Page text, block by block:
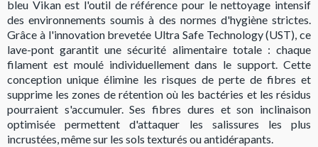
bleu Vikan est l'outil de référence pour le nettoyage intensif
des environnements soumis à des normes d'hygiène strictes.
Grâce à l'innovation brevetée Ultra Safe Technology (UST), ce
lave-pont garantit une sécurité alimentaire totale : chaque
filament est moulé individuellement dans le support. Cette
conception unique élimine les risques de perte de fibres et
supprime les zones de rétention où les bactéries et les résidus
pourraient s'accumuler. Ses fibres dures et son inclinaison
optimisée permettent d'attaquer les salissures les plus
incrustées, même sur les sols texturés ou antidérapants.